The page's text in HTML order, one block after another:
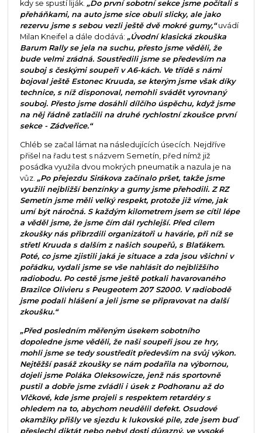
kdy se spustí liják. „Do první sobotní sekce jsme počítali s
přeháňkami, na auto jsme sice obuli slicky, ale jako
rezervu jsme s sebou vezli ještě dvě mokré gumy,“uvádí
Milan Kneifel a dále dodává: „Úvodní klasická zkouška
Barum Rally se jela na suchu, přesto jsme věděli, že
bude velmi zrádná. Soustředili jsme se především na
souboj s českými soupeři v A6-kách. Ve třídě s námi
bojoval ještě Estonec Kruuda, se kterým jsme však díky
technice, s níž disponoval, nemohli svádět vyrovnaný
souboj. Přesto jsme dosáhli dílčího úspěchu, když jsme
na něj řádně zatlačili na druhé rychlostní zkoušce první
sekce - Zádveřice.“
Chléb se začal lámat na následujících úsecích. Nejdříve
přišel na řadu test s názvem Semetín, před nímž již
posádka využila dvou mokrých pneumatik a nazula je na
vůz. „Po přejezdu Sirákova začínalo pršet, takže jsme
využili nejbližší benzínky a gumy jsme přehodili. Z RZ
Semetín jsme měli velký respekt, protože již víme, jak
umí být náročná. S každým kilometrem jsem se cítil lépe
a věděl jsme, že jsme čím dál rychlejší. Před cílem
zkoušky nás přibrzdili organizátoři u havárie, při níž se
střetl Kruuda s dalším z našich soupeřů, s Blaťákem.
Poté, co jsme zjistili jaká je situace a zda jsou všichni v
pořádku, vydali jsme se vše nahlásit do nejbližšího
radiobodu. Po cestě jsme ještě potkali havarovaného
Brazilce Olivieru s Peugeotem 207 S2000. V radiobodě
jsme podali hlášení a jeli jsme se připravovat na další
zkoušku.“
„Před posledním měřeným úsekem sobotního
dopoledne jsme věděli, že naši soupeři jsou ze hry,
mohli jsme se tedy soustředit především na svůj výkon.
Nejtěžší pasáž zkoušky se nám podařila na výbornou,
dojeli jsme Poláka Oleksowicze, jenž nás sportovně
pustil a dobře jsme zvládli i úsek z Podhoranu až do
Vlčkové, kde jsme projeli s respektem retardéry s
ohledem na to, abychom neudělil defekt. Osudové
okamžiky přišly ve sjezdu k lukovské pile, zde jsem buď
přeslechl diktát nebo nebyl dosti důrazný, ve vysoké